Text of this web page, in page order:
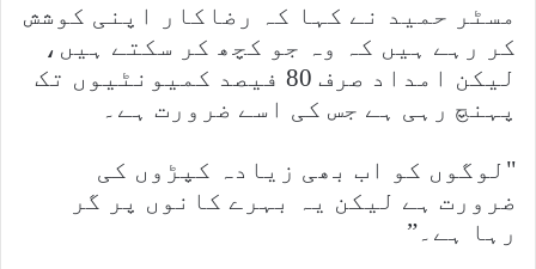
مسٹر حمید نے کہا کہ رضاکار اپنی کوشش
کر رہے ہیں کہ وہ جو کچھ کر سکتے ہیں،
لیکن امداد صرف 80 فیصد کمیونٹیوں تک
پہنچ رہی ہے جس کی اسے ضرورت ہے۔
"لوگوں کو اب بھی زیادہ کپڑوں کی
ضرورت ہے لیکن یہ بہرے کانوں پر گر
رہا ہے۔”